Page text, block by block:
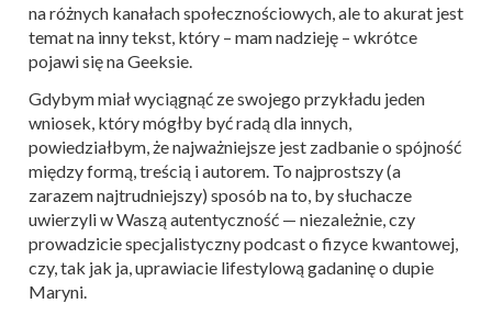
na różnych kanałach społecznościowych, ale to akurat jest
temat na inny tekst, który – mam nadzieję – wkrótce
pojawi się na Geeksie.
Gdybym miał wyciągnąć ze swojego przykładu jeden
wniosek, który mógłby być radą dla innych,
powiedziałbym, że najważniejsze jest zadbanie o spójność
między formą, treścią i autorem. To najprostszy (a
zarazem najtrudniejszy) sposób na to, by słuchacze
uwierzyli w Waszą autentyczność — niezależnie, czy
prowadzicie specjalistyczny podcast o fizyce kwantowej,
czy, tak jak ja, uprawiacie lifestylową gadaninę o dupie
Maryni.